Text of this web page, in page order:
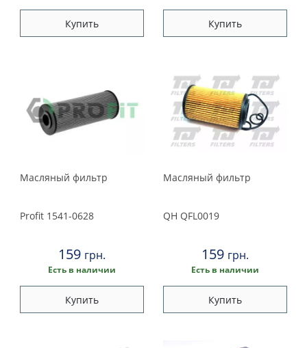
Купить Купить
Масляный фильтр
Profit 1541-0628
159 грн.
Есть в наличии
Купить
Масляный фильтр
QH QFL0019
159 грн.
Есть в наличии
Купить